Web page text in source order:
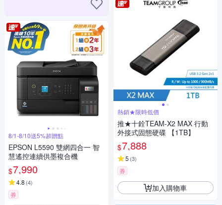
8/1-8/10送5%超贈點
EPSON L5590 雙網四合一 智
慧遙控連續供墨複合機
$7,990
4.8 (4)
券
熱銷★限時低價
推★十銓TEAM-X2 MAX 行動
外接式固態硬碟 【1TB】
$7,888
5 (3)
券
加入購物車